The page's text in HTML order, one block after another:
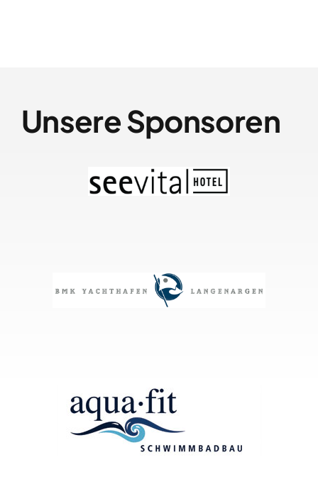
Unsere Sponsoren